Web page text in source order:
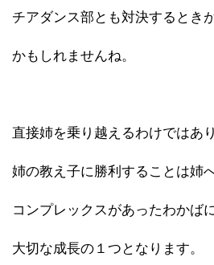
チアダンス部とも対決するとき
かもしれませんね。
直接姉を乗り越えるわけではあ
姉の教え子に勝利することは姉
コンプレックスがあったわかば
大切な成長の１つとなります。